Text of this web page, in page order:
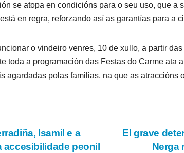
se atopa en condicións para o seu uso, que a
en regra, reforzando así as garantías para a
o vindeiro venres, 10 de xullo, a partir
toda a programación das Festas do Carme ata
agardadas polas familias, na que as atraccións
El grave
Nerga
Isamil e a
accesibilidade peonil